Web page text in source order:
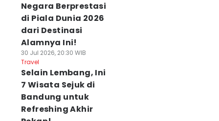
Negara Berprestasi
di Piala Dunia 2026
dari Destinasi
Alamnya Ini!
30 Jul 2026, 20:30 WIB
Travel
Selain Lembang, Ini
7 Wisata Sejuk di
Bandung untuk
Refreshing Akhir